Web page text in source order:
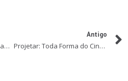
Festival de Natal de São Paulo
Antigo
Projetar: Toda Forma do Cinema – experiência da sétima arte a pessoas com limitações físicas ou econômicas